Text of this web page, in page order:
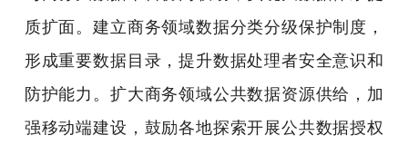
质扩面。建立商务领域数据分类分级保护制度，
形成重要数据目录，提升数据处理者安全意识和
防护能力。扩大商务领域公共数据资源供给，加
强移动端建设，鼓励各地探索开展公共数据授权